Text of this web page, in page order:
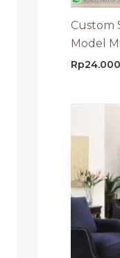
Custom
Model
Rp